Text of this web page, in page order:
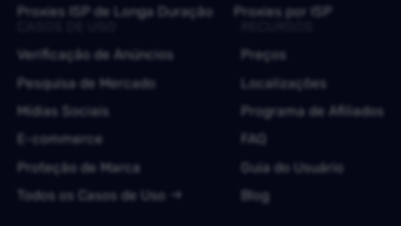
Proxies ISP de Longa Duração
Proxies por ISP
Verificação de Anúncios
Pesquisa de Mercado
Mídias Sociais
E-commerce
Proteção de Marca
Todos os Casos de Uso
Preços
Localizações
Programa de Afiliados
FAQ
Guia do Usuário
Blog